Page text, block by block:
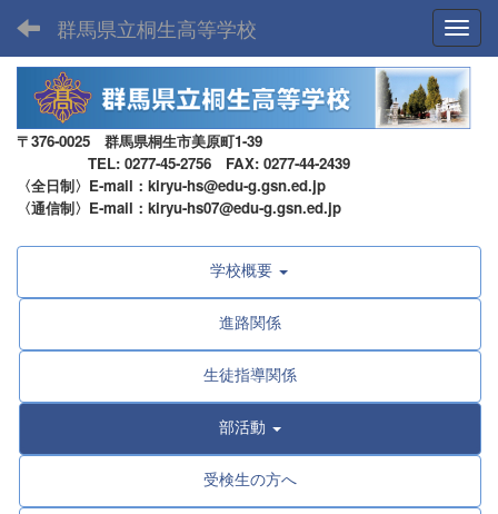
群馬県立桐生高等学校
〒376-0025 群馬県桐生市美原町1-39
TEL: 0277-45-2756 FAX: 0277-44-2439
〈全日制〉E-mail：kiryu-hs@edu-g.gsn.ed.jp
〈通信制〉E-mail：kiryu-hs07@edu-g.gsn.ed.jp
学校概要
進路関係
生徒指導関係
部活動
受検生の方へ